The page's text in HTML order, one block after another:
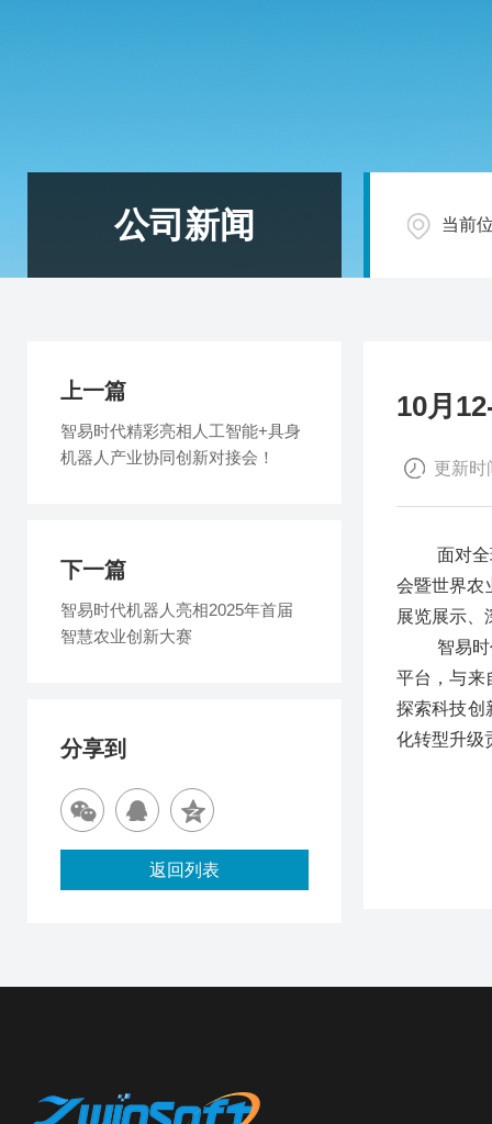
公司新闻 当前
10月
更新时
面对
会暨世界农
展览展示、
智易
平台，与来
探索科技创
化转型升级
上一篇
智易时代精彩亮相人工智能+具身
机器人产业协同创新对接会！
下一篇
智易时代机器人亮相2025年首届
智慧农业创新大赛
分享到
返回列表